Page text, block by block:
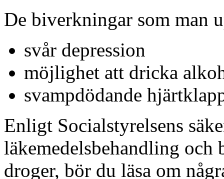
De biverkningar som man
svår depression
möjlighet att dricka
svampdödande
Enligt Socialstyrelsens
läkemedelsbehandling
droger, bör du läsa om